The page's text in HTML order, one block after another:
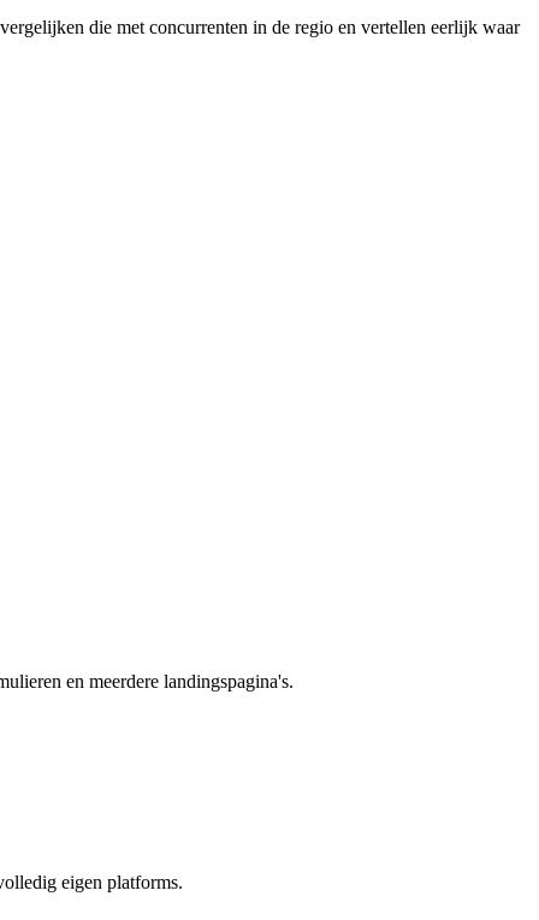
die met concurrenten in de regio en vertellen eerlijk waar
en meerdere landingspagina's.
eigen platforms.